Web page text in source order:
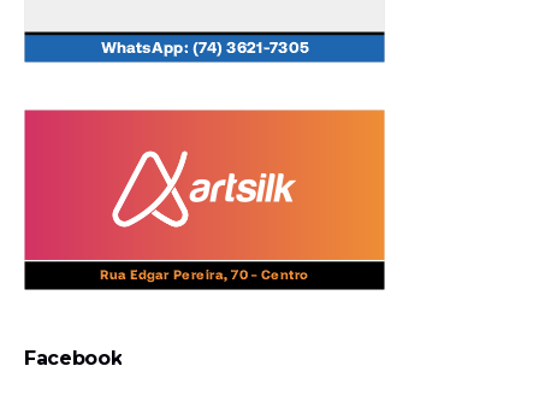
Facebook